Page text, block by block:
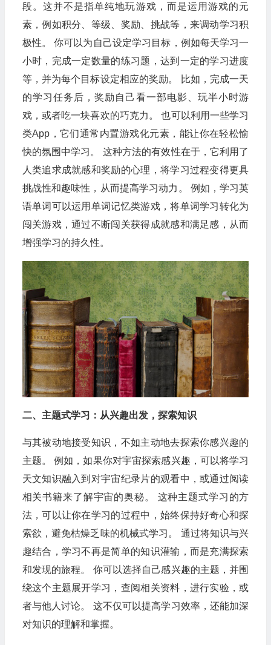
段。这并不是指单纯地玩游戏，而是运用游戏的元
素，例如积分、等级、奖励、挑战等，来调动学习积
极性。 你可以为自己设定学习目标，例如每天学习一
小时，完成一定数量的练习题，达到一定的学习进度
等，并为每个目标设定相应的奖励。 比如，完成一天
的学习任务后，奖励自己看一部电影、玩半小时游
戏，或者吃一块喜欢的巧克力。 也可以利用一些学习
类App，它们通常内置游戏化元素，能让你在轻松愉
快的氛围中学习。 这种方法的有效性在于，它利用了
人类追求成就感和奖励的心理，将学习过程变得更具
挑战性和趣味性，从而提高学习动力。 例如，学习英
语单词可以运用单词记忆类游戏，将单词学习转化为
闯关游戏，通过不断闯关获得成就感和满足感，从而
增强学习的持久性。
二、主题式学习：从兴趣出发，探索知识
与其被动地接受知识，不如主动地去探索你感兴趣的
主题。 例如，如果你对宇宙探索感兴趣，可以将学习
天文知识融入到对宇宙纪录片的观看中，或通过阅读
相关书籍来了解宇宙的奥秘。 这种主题式学习的方
法，可以让你在学习的过程中，始终保持好奇心和探
索欲，避免枯燥乏味的机械式学习。 通过将知识与兴
趣结合，学习不再是简单的知识灌输，而是充满探索
和发现的旅程。 你可以选择自己感兴趣的主题，并围
绕这个主题展开学习，查阅相关资料，进行实验，或
者与他人讨论。 这不仅可以提高学习效率，还能加深
对知识的理解和掌握。